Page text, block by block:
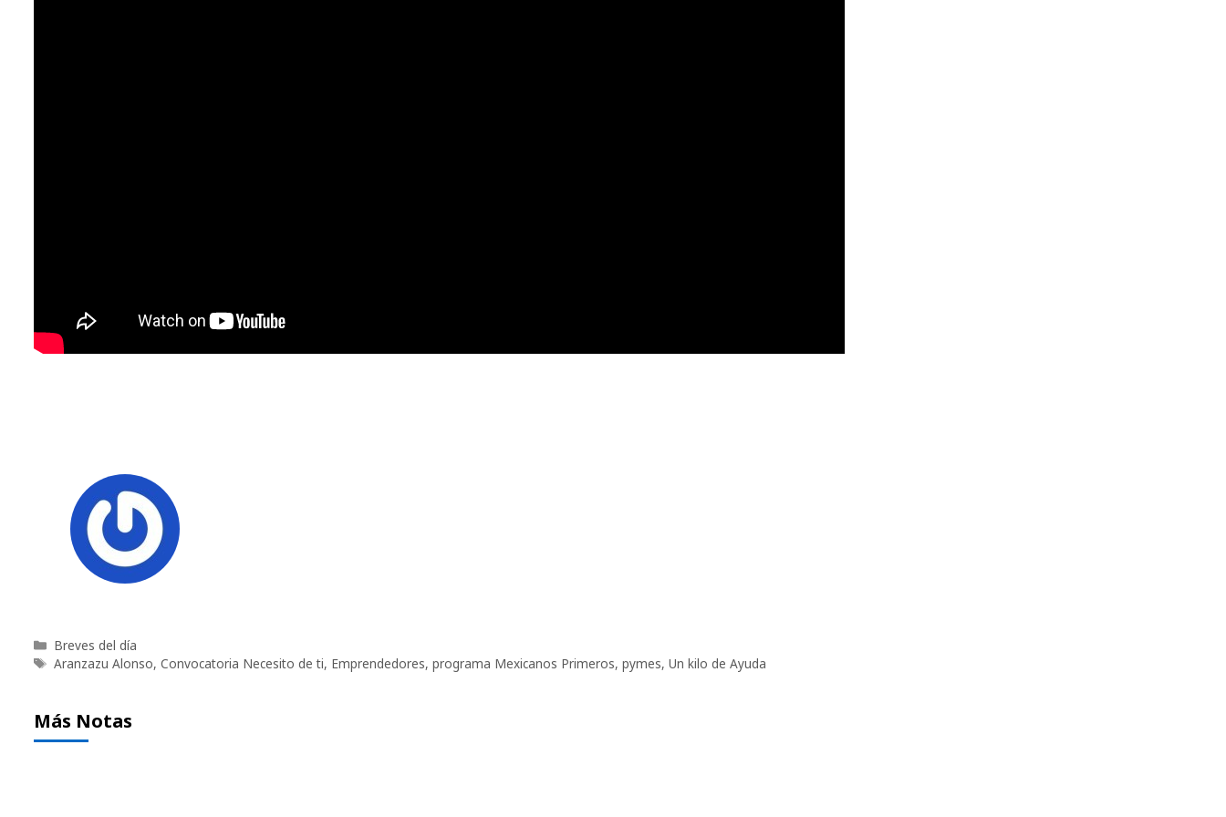
Categorías
Breves del día
Etiquetas
Aranzazu Alonso, Convocatoria Necesito de ti, Emprendedores, programa Mexicanos Primeros, pymes, Un kilo de Ayuda
Más Notas